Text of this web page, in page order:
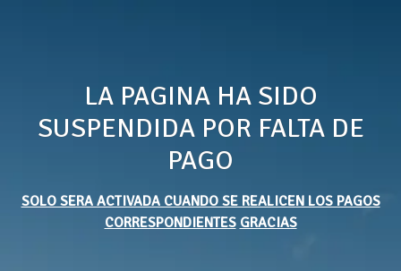
LA PAGINA HA SIDO
SUSPENDIDA POR FALTA DE
PAGO
SOLO SERA ACTIVADA CUANDO SE REALICEN LOS PAGOS
CORRESPONDIENTES GRACIAS